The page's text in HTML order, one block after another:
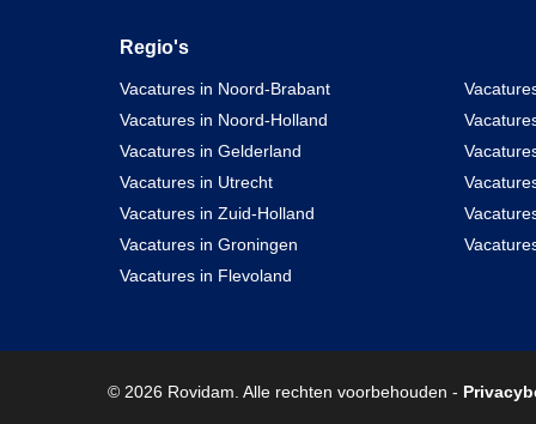
Regio's
Vacatures in Noord-Brabant
Vacatures in Noord-Holland
Vacatures in Gelderland
Vacatures in Utrecht
Vacatures in Zuid-Holland
Vacatures in Groningen
Vacatures in Flevoland
© 2026 Rovidam. Alle rechten voorbehouden -